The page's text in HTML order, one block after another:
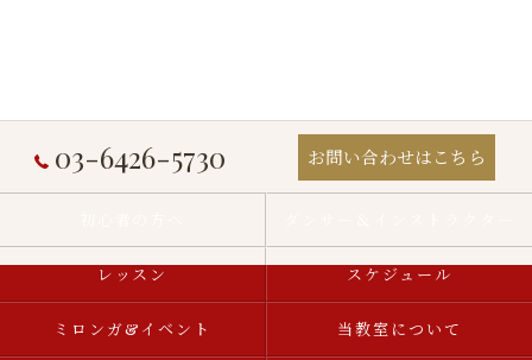
03-6426-5730 お問い合わせはこちら
レッスン スケジュール
ミロンガ&イベント 当教室について